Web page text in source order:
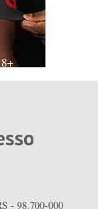
- 98.700-000